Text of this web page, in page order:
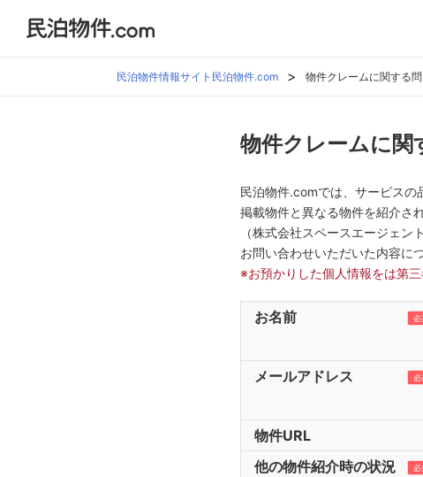
民泊物件情報サイト民泊物件.com 物件クレームに関する
物件クレームに関
民泊物件.comでは、サービスの
掲載物件と異なる物件を紹介さ
（株式会社スペースエージェン
お問い合わせいただいた内容に
※お預かりした個人情報をは第
お名前 必
メールアドレス 必
物件URL
他の物件紹介時の状況
必